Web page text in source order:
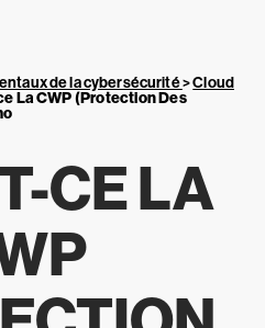
de la cybersécurité>Cloud
La CWP (Protection Des
CE LA